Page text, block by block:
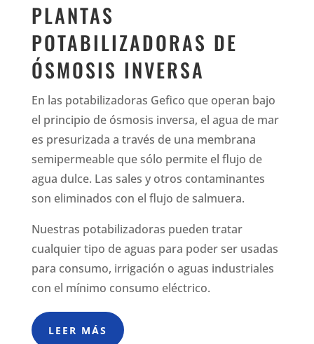
PLANTAS
POTABILIZADORAS DE
ÓSMOSIS INVERSA
En las potabilizadoras Gefico que operan bajo
el principio de ósmosis inversa, el agua de mar
es presurizada a través de una membrana
semipermeable que sólo permite el flujo de
agua dulce. Las sales y otros contaminantes
son eliminados con el flujo de salmuera.
Nuestras potabilizadoras pueden tratar
cualquier tipo de aguas para poder ser usadas
para consumo, irrigación o aguas industriales
con el mínimo consumo eléctrico.
LEER MÁS